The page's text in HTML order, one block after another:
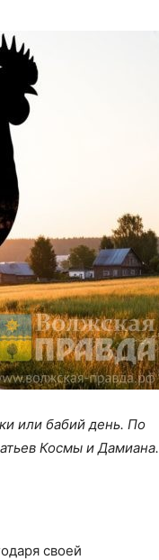
или бабий день. По
Космы и Дамиана.
своей